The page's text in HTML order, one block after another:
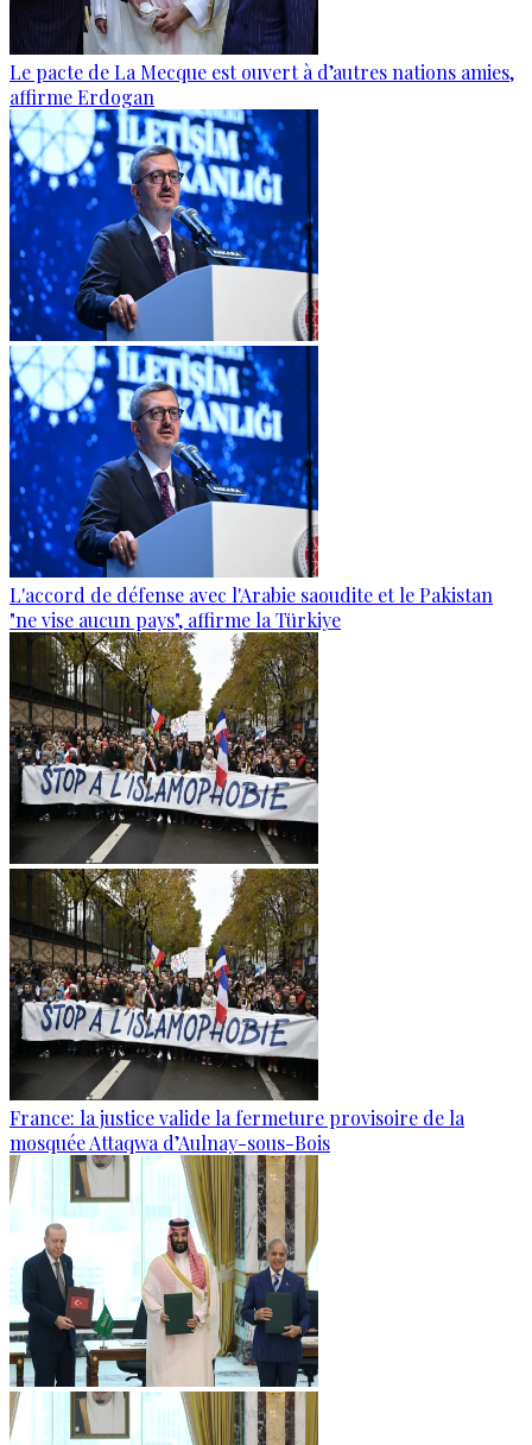
Le pacte de La Mecque est ouvert à d’autres nations amies,
affirme Erdogan
L'accord de défense avec l'Arabie saoudite et le Pakistan
"ne vise aucun pays", affirme la Türkiye
France: la justice valide la fermeture provisoire de la
mosquée Attaqwa d’Aulnay-sous-Bois